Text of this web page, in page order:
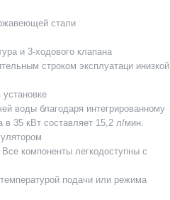
стали
и 3-ходового клапана
строком эксплуатаци инизкой
воды благодаря интегрированному
в 35 кВт составляет 15,2 л/мин.
компоненты легкодоступны с
подачи или режима